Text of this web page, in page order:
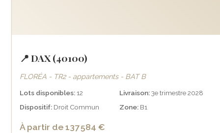
📍 DAX (40100)
FLORÉA - TR2 - appartements - BAT B
Lots disponibles: 12 Livraison:3e trimestre 2028
Dispositif: Droit Commun Zone: B1
À partir de 137 584 €